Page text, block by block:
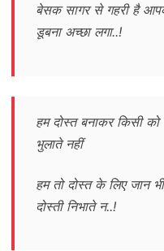
बेसक सागर से गहरी है
डूबना अच्छा लगा..!
हम दोस्त बनाकर किसी
भुलाते नहीं
हम तो दोस्त के लिए जान
दोस्ती निभाते न..!